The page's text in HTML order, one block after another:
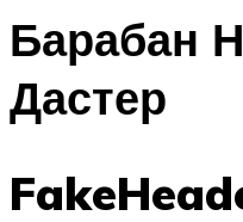
Барабан
Дастер